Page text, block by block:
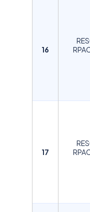
16
17